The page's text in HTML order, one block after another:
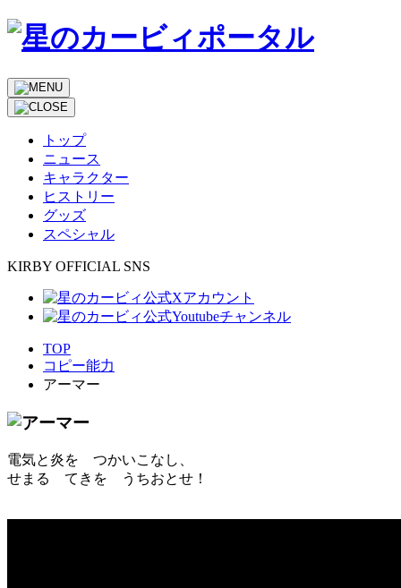
トップ
ニュース
キャラクター
ヒストリー
グッズ
スペシャル
KIRBY OFFICIAL SNS
TOP
コピー能力
アーマー
電気と炎を つかいこなし、
せまる てきを うちおとせ！